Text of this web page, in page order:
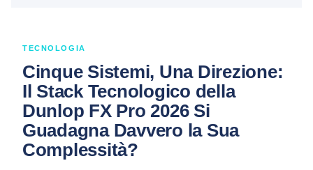
TECNOLOGIA
Cinque Sistemi, Una Direzione:
Il Stack Tecnologico della
Dunlop FX Pro 2026 Si
Guadagna Davvero la Sua
Complessità?